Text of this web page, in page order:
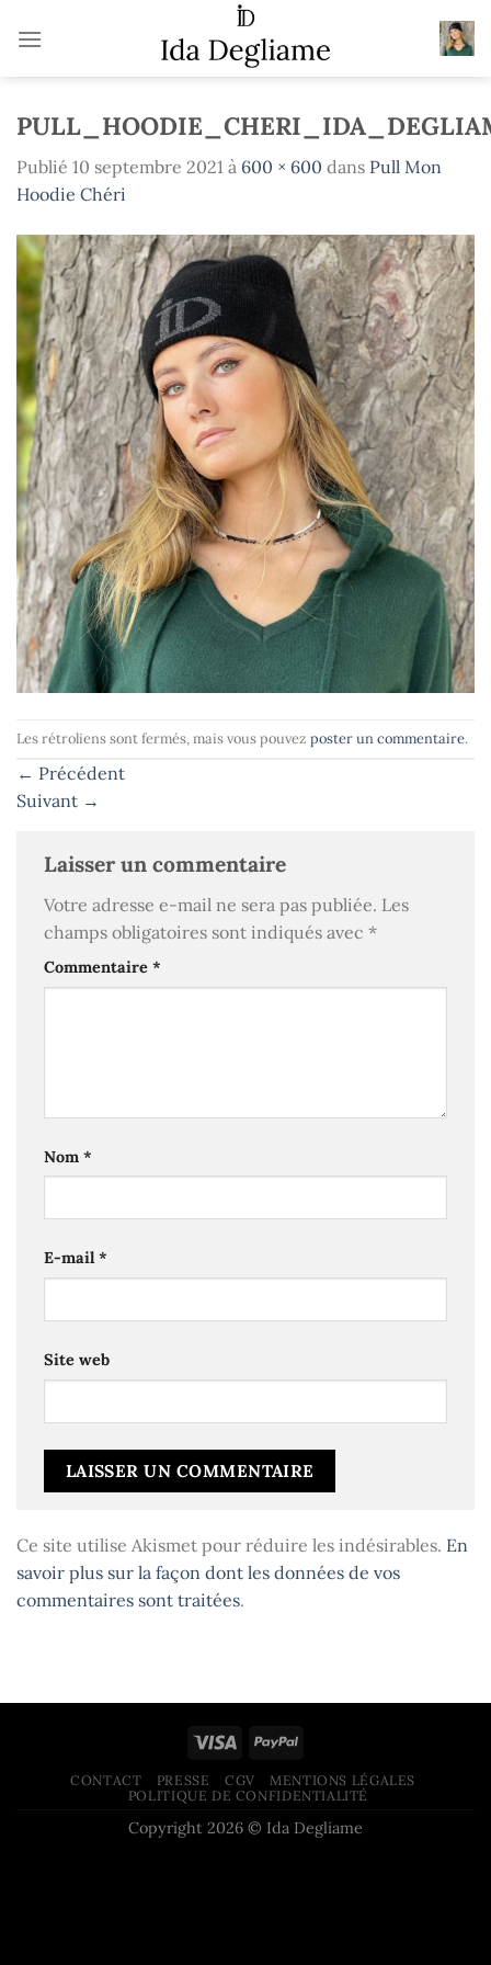
Publié 10 septembre 2021 à 600 × 600 dans Pull Mon
Hoodie Chéri
Les rétroliens sont fermés, mais vous pouvez poster un commentaire.
← Précédent
Suivant →
Laisser un commentaire
Votre adresse e-mail ne sera pas publiée. Les
champs obligatoires sont indiqués avec *
Commentaire *
Nom *
E-mail*
Site web
Ce site utilise Akismet pour réduire les indésirables. En
savoir plus sur la façon dont les données de vos
commentaires sont traitées.
CONTACT PRESSE CGV
MENTIONS LÉGALES
POLITIQUE DE CONFIDENTIALITÉ
Copyright 2026 © Ida Degliame